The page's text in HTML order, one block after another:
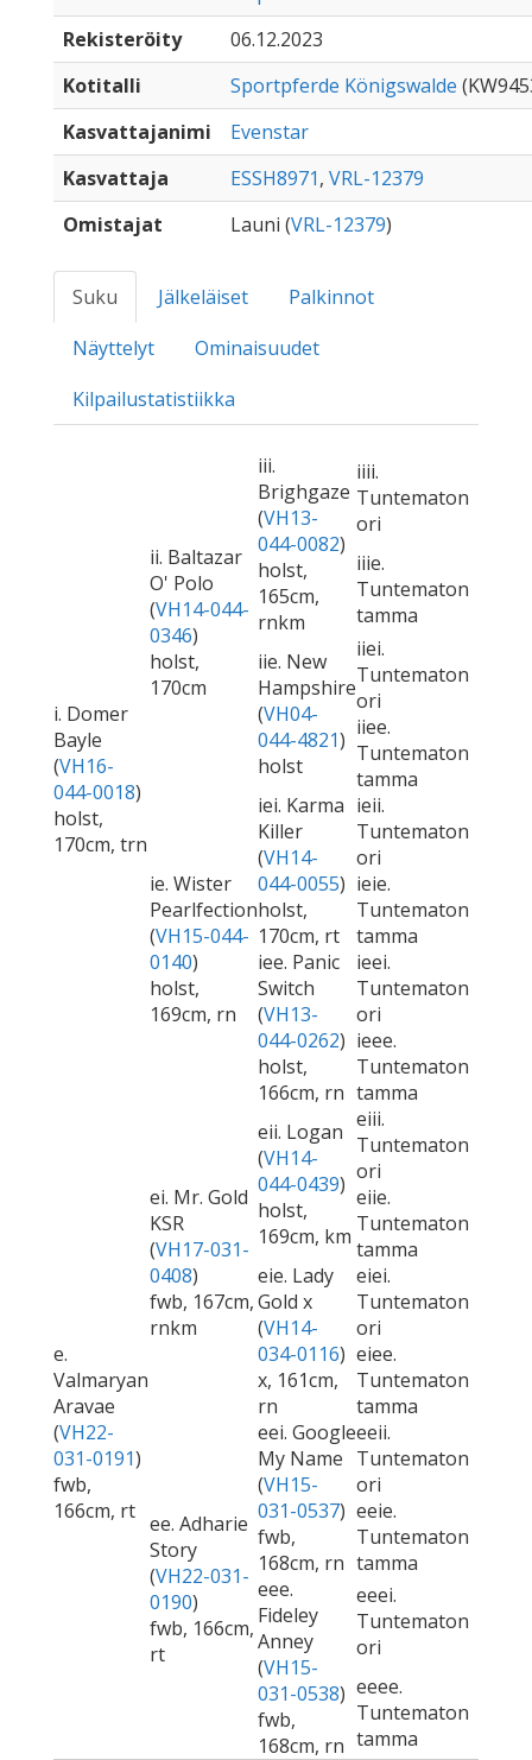
Rekisteröity
06.12.2023
Kotitalli
Sportpferde Königswalde
Kasvattajanimi
Evenstar
Kasvattaja
ESSH8971, VRL-12379
Omistajat
Launi (VRL-12379)
Suku Jälkeläiset
Palkinnot
Näyttelyt
Ominaisuudet
Kilpailustatistiikka
i. Domer
Bayle
(VH16-
044-0018)
holst,
170cm, trn
ii. Baltazar
O' Polo
(VH14-044-
0346)
holst,
170cm
iii.
Brighgaze
(VH13-
044-0082)
holst,
165cm,
rnkm
iiii.
Tuntematon
ori
iiie.
Tuntematon
tamma
iie. New
Hampshire
(VH04-
044-4821)
holst
iiei.
Tuntematon
ori
iiee.
Tuntematon
tamma
ie. Wister
Pearlfection
(VH15-044-
0140)
holst,
169cm, rn
iei. Karma
Killer
(VH14-
044-0055)
holst,
170cm, rt
ieii.
Tuntematon
ori
ieie.
Tuntematon
tamma
iee. Panic
Switch
(VH13-
044-0262)
holst,
166cm, rn
ieei.
Tuntematon
ori
ieee.
Tuntematon
tamma
e.
Valmaryan
Aravae
(VH22-
031-0191)
fwb,
166cm, rt
ei. Mr. Gold
KSR
(VH17-031-
0408)
fwb, 167cm,
rnkm
eii. Logan
(VH14-
044-0439)
holst,
169cm, km
eiii.
Tuntematon
ori
eiie.
Tuntematon
tamma
eie. Lady
Gold x
(VH14-
034-0116)
x, 161cm,
rn
eiei.
Tuntematon
ori
eiee.
Tuntematon
tamma
ee. Adharie
Story
(VH22-031-
0190)
fwb, 166cm,
rt
eei. Google
My Name
(VH15-
031-0537)
fwb,
168cm, rn
eeii.
Tuntematon
ori
eeie.
Tuntematon
tamma
eee.
Fideley
Anney
(VH15-
031-0538)
fwb,
168cm, rn
eeei.
Tuntematon
ori
eeee.
Tuntematon
tamma